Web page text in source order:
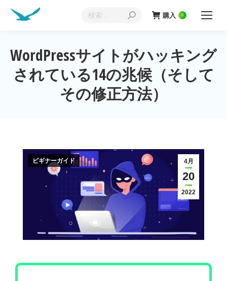
購入 0
WordPressサイトがハッキング
されている14の兆候（そして
その修正方法）
現在地:
4月
20
2022
ビギナーガイド